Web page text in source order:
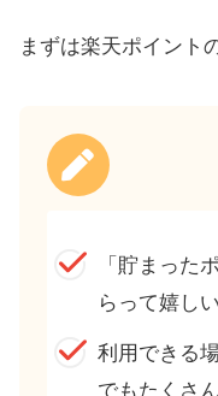
まずは楽天ポイント
「貯まった
らって嬉し
利用できる
でもたくさん